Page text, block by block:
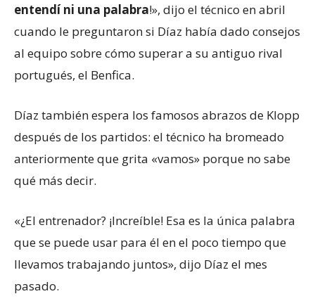
entendí ni una palabra!», dijo el técnico en abril
cuando le preguntaron si Díaz había dado consejos
al equipo sobre cómo superar a su antiguo rival
portugués, el Benfica.
Díaz también espera los famosos abrazos de Klopp
después de los partidos: el técnico ha bromeado
anteriormente que grita «vamos» porque no sabe
qué más decir.
«¿El entrenador? ¡Increíble! Esa es la única palabra
que se puede usar para él en el poco tiempo que
llevamos trabajando juntos», dijo Díaz el mes
pasado.